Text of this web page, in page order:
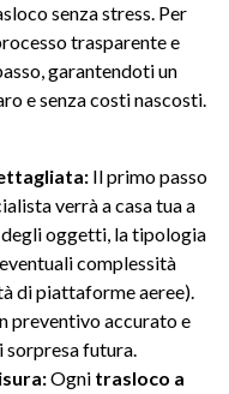
senza stress. Per
trasparente e
garantendoti un
e senza costi nascosti.
Il primo passo
verrà a casa tua a
oggetti, la tipologia
complessità
di piattaforme aeree).
preventivo accurato e
sorpresa futura.
Ogni trasloco a